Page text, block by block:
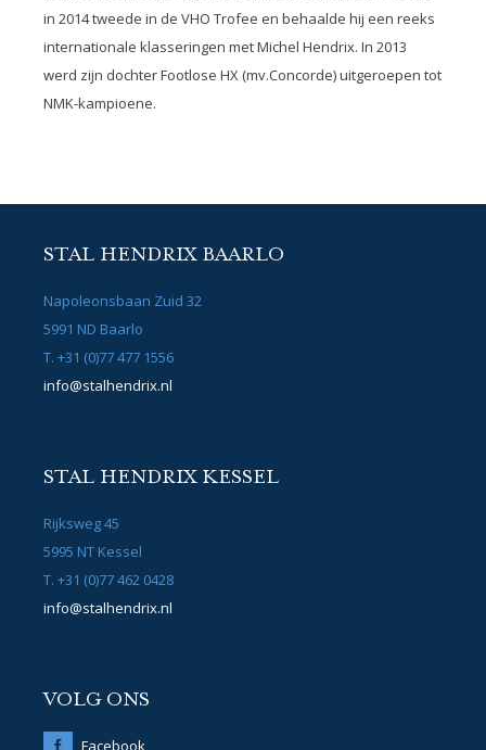
in 2014 tweede in de VHO Trofee en behaalde hij een reeks
internationale klasseringen met Michel Hendrix. In 2013
werd zijn dochter Footlose HX (mv.Concorde) uitgeroepen tot
NMK-kampioene.
STAL HENDRIX BAARLO
Napoleonsbaan Zuid 32
5991 ND Baarlo
T. +31 (0)77 477 1556
info@stalhendrix.nl
STAL HENDRIX KESSEL
Rijksweg 45
5995 NT Kessel
T. +31 (0)77 462 0428
info@stalhendrix.nl
VOLG ONS
Facebook